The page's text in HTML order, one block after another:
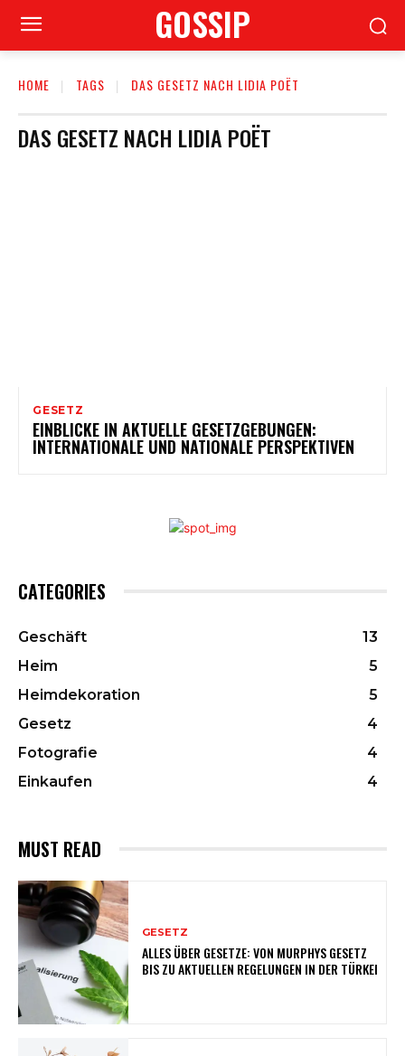
GOSSIP
HOME TAGS DAS GESETZ NACH LIDIA POËT
DAS GESETZ NACH LIDIA POËT
GESETZ
EINBLICKE IN AKTUELLE GESETZGEBUNGEN:
INTERNATIONALE UND NATIONALE PERSPEKTIVEN
CATEGORIES
Geschäft
13
Heim
5
Heimdekoration
5
Gesetz
4
Fotografie
4
Einkaufen
4
MUST READ
GESETZ
ALLES ÜBER GESETZE: VON MURPHYS GESETZ
BIS ZU AKTUELLEN REGELUNGEN IN DER TÜRKEI